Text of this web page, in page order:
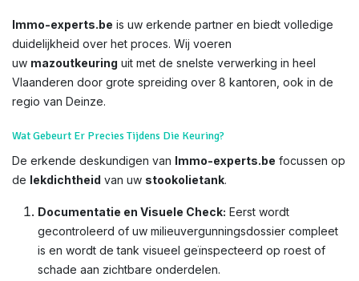
Immo-experts.be is uw erkende partner en biedt volledige
duidelijkheid over het proces. Wij voeren
uw mazoutkeuring uit met de snelste verwerking in heel
Vlaanderen door grote spreiding over 8 kantoren, ook in de
regio van Deinze.
Wat Gebeurt Er Precies Tijdens Die Keuring?
De erkende deskundigen van Immo-experts.be focussen op
de lekdichtheid van uw stookolietank.
Documentatie en Visuele Check: Eerst wordt
gecontroleerd of uw milieuvergunningsdossier compleet
is en wordt de tank visueel geïnspecteerd op roest of
schade aan zichtbare onderdelen.